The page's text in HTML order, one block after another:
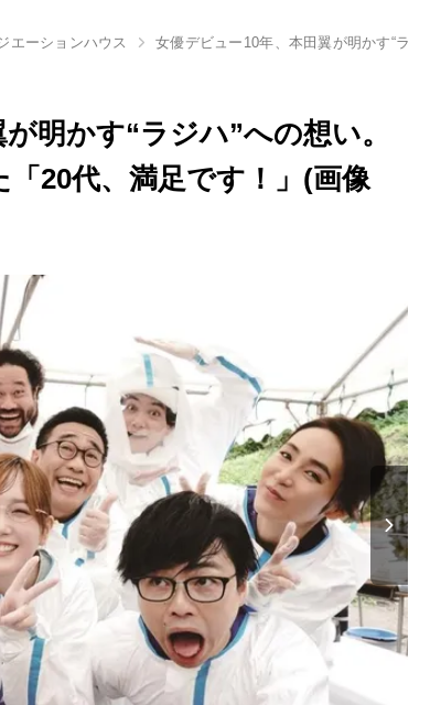
エーションハウス 女優デビュー10年、本田翼が明かす“ラジ
明かす“ラジハ”への想い。
20代、満足です！」(画像